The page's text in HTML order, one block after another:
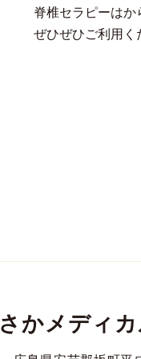
脊椎セラピーはか
ぜひぜひご利用く
さかメディ